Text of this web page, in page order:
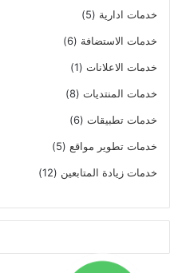
خدمات ادارية
5
5
خدمات الاستضافة
6
6
خدمات الاعلانات
1
واحد
خدمات المنتديات 8
8
خدمات تطبيقات 6
6
خدمات تطوير مواقع
5
5
خدمات زيادة المتابعين
12
12